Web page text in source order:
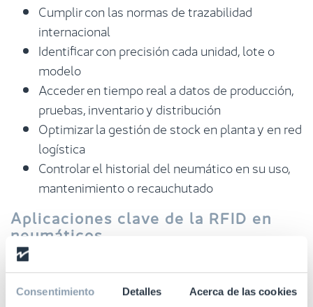
Consentimiento Detalles Acerca de las cookies
Cumplir con las normas de trazabilidad
internacional
Identificar con precisión cada unidad, lote o
modelo
Acceder en tiempo real a datos de producción,
pruebas, inventario y distribución
Optimizar la gestión de stock en planta y en red
logística
Controlar el historial del neumático en su uso,
mantenimiento o recauchutado
Aplicaciones clave de la RFID en
neumáticos
Producción y control de calidad